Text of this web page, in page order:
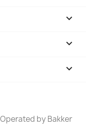


keyboard_arrow_down
by Bakker